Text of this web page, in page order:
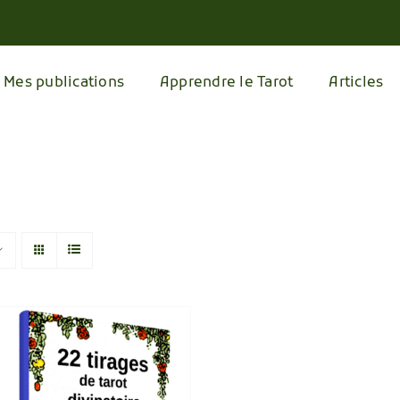
Mes publications Apprendre le Tarot Articles